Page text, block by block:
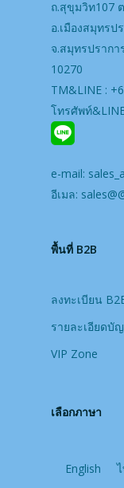
ถ.สุขุมวิท107
อ.เมืองสมุทรป
จ.สมุทรปรากา
10270
TM&LINE :
โทรศัพท์
e-mail:
อีเมล:
พื้นที่ B2B
ลงทะเบียน
รายละเอียดบั
VIP Zone
เลือกภาษา
English